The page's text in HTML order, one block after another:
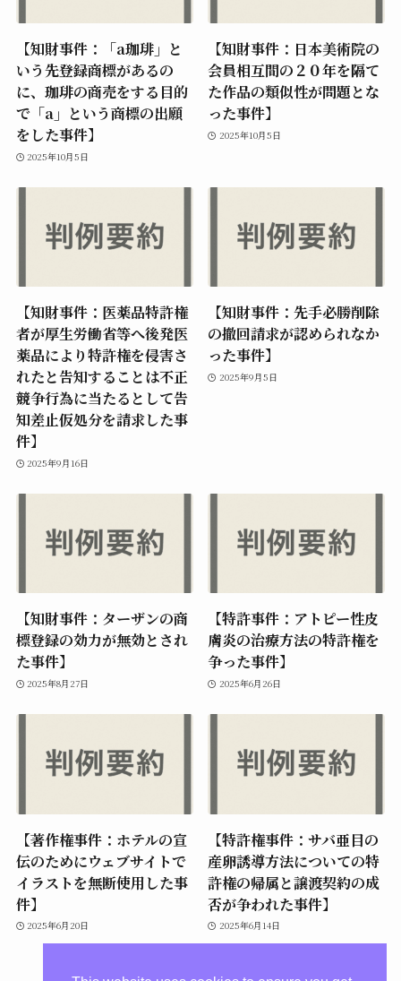
【知財事件：「a珈琲」と
いう先登録商標があるの
に、珈琲の商売をする目的
で「a」という商標の出願
をした事件】
2025年10月5日
【知財事件：日本美術院の
会員相互間の２０年を隔て
た作品の類似性が問題とな
った事件】
2025年10月5日
【知財事件：医薬品特許権
者が厚生労働省等へ後発医
薬品により特許権を侵害さ
れたと告知することは不正
競争行為に当たるとして告
知差止仮処分を請求した事
件】
2025年9月16日
【知財事件：先手必勝削除
の撤回請求が認められなか
った事件】
2025年9月5日
【知財事件：ターザンの商
標登録の効力が無効とされ
た事件】
2025年8月27日
【特許事件：アトピー性皮
膚炎の治療方法の特許権を
争った事件】
2025年6月26日
【著作権事件：ホテルの宣
伝のためにウェブサイトで
イラストを無断使用した事
件】
2025年6月20日
【特許権事件：サバ亜目の
産卵誘導方法についての特
許権の帰属と譲渡契約の成
否が争われた事件】
2025年6月14日